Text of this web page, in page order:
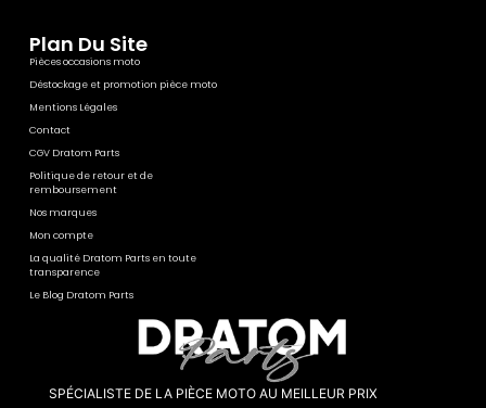
SPÉCIALISTE DE LA PIÈCE MOTO AU MEILLEUR PRIX
Plan Du Site
Pièces occasions moto
Déstockage et promotion pièce moto
Mentions Légales
Contact
CGV Dratom Parts
Politique de retour et de
remboursement
Nos marques
Mon compte
La qualité Dratom Parts en toute
transparence
Le Blog Dratom Parts